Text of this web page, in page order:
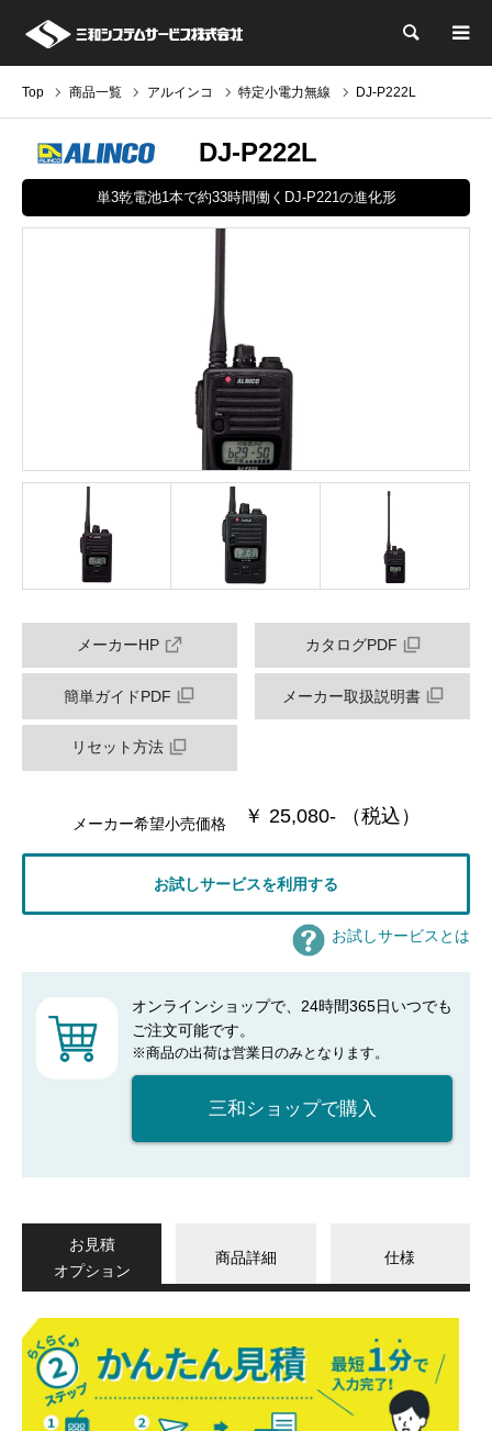
検索
Top 商品一覧 アルインコ 特定小電力無線 DJ-P222L
DJ-P222L
単3乾電池1本で約33時間働くDJ-P221の進化形
メーカーHP カタログPDF
簡単ガイドPDF メーカー取扱説明書
リセット方法
メーカー希望小売価格 ￥ 25,080- （税込）
お試しサービスを利用する
お試しサービスとは
オンラインショップで、24時間365日いつでも
ご注文可能です。
※商品の出荷は営業日のみとなります。
三和ショップで購入
お見積
オプション
商品詳細 仕様
か
ん
た
ん